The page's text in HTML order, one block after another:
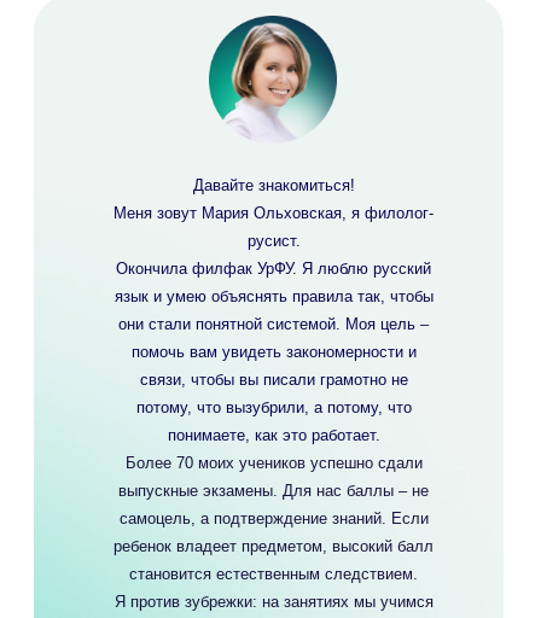
Давайте знакомиться!
Меня зовут Мария Ольховская, я филолог-
русист.
Окончила филфак УрФУ. Я люблю русский
язык и умею объяснять правила так, чтобы
они стали понятной системой. Моя цель–
помочь вам увидеть закономерности и
связи, чтобы вы писали грамотно не
потому, что вызубрили, а потому, что
понимаете, как это работает.
Более 70 моих учеников успешно сдали
выпускные экзамены. Для нас баллы – не
самоцель, а подтверждение знаний. Если
ребенок владеет предметом, высокий балл
становится естественным следствием.
Я против зубрежки: на занятиях мы учимся
Ресурсы: Оформление с помощью
freepik
Упражнения: «Русский язык на отлично»
Д. Э. Розенталь, ООО «Издательство
«Мир и Образование», 2019
© 2023 Все права защищены. Любое
копирование материалов без
Политика конфиденциальности
+7 965 520-89-47